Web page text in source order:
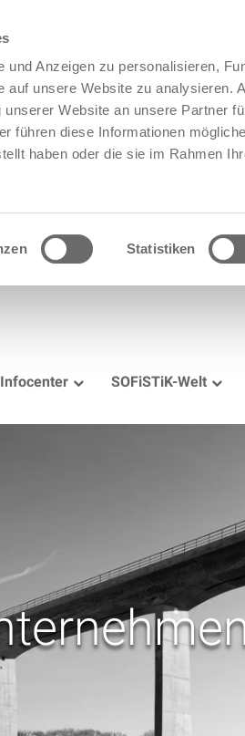
und Anzeigen zu personalisieren,
auf unsere Website zu analysieren.
Website an unsere Partner
führen diese Informationen
haben oder die sie im Rahmen
Statistiken
Infocenter SOFiSTiK-Welt